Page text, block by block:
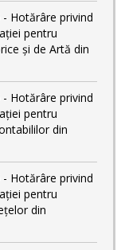
Hotărâre privind
pentru
și de Artă din
Hotărâre privind
pentru
din
Hotărâre privind
pentru
din